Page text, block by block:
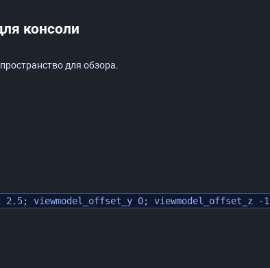
консоли
для обзора.
2.5; viewmodel_offset_y 0; viewmodel_offset_z -